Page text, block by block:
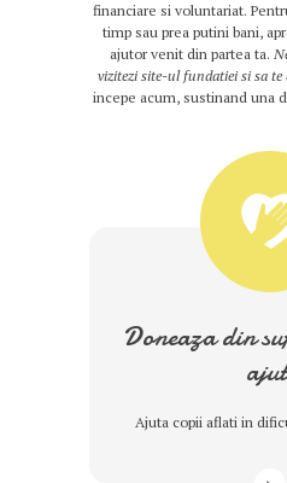
financiare si voluntariat.
timp sau prea putini bani,
ajutor venit din partea ta.
vizitezi site-ul fundatiei si sa
incepe acum, sustinand una
Doneaza din
Ajuta copii aflati in